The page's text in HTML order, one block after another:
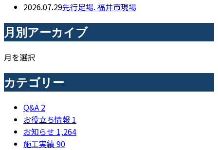
2026.07.29先行足場. 福井市現場
月別アーカイブ
月を選択
カテゴリー
Q&A 2
お役立ち情報 1
お知らせ 1,264
施工実績90